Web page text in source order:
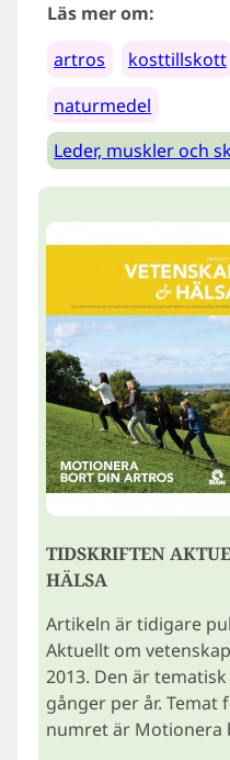
Läs mer om:
artros
kosttillskott
naturmedel
Leder, muskler och
TIDSKRIFTEN
HÄLSA
Artikeln är tidigare
Aktuellt om
2013. Den är
gånger per år. Temat
numret är Motionera